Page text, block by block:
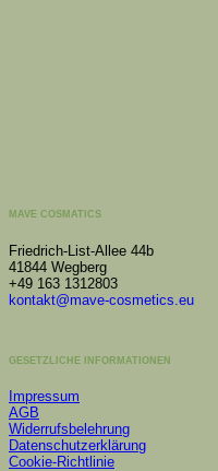
MAVE COSMATICS
Friedrich-List-Allee 44b
41844 Wegberg
+49 163 1312803
kontakt@mave-cosmetics.eu
GESETZLICHE INFORMATIONEN
Impressum
AGB
Widerrufsbelehrung
Datenschutzerklärung
Cookie-Richtlinie